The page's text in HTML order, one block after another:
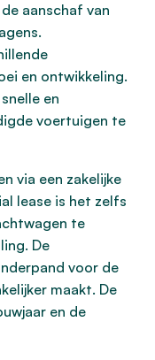
aanschaf van
en ontwikkeling.
en
voertuigen te
via een zakelijke
lease is het zelfs
te
De
voor de
maakt. De
en de